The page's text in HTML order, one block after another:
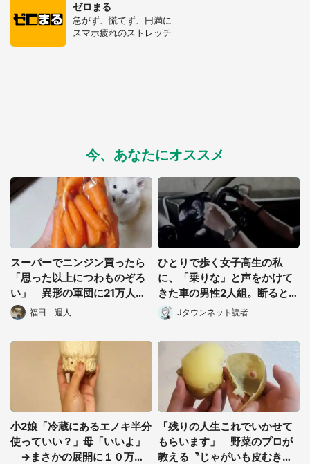
選択する
ゼロまる
急がず、慌てず、円満に
スマホ疲れのストレッチ
今、あなたにオススメ
スーパーでニンジン買ったら
「思った以上につわものぞろ
い」 異形の軍団に21万人驚
がく「叫びそう」「ご武運
を」
福田 週人
ひとりで歩く女子高生の私
に、「乗りな」と声をかけて
きた車の男性2人組。断ると再
び戻ってきて
Jタウンネット読者
小2娘「冷蔵にあるエノキ半分
使っていい？」母「いいよ」
→まさかの展開に１０万人
「残りの人生これでいかせて
もらいます」 野菜のプロが
教える〝じゃがいも皮むきハ